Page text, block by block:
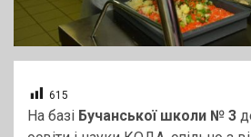
615
На базі Бучанської школи № 3